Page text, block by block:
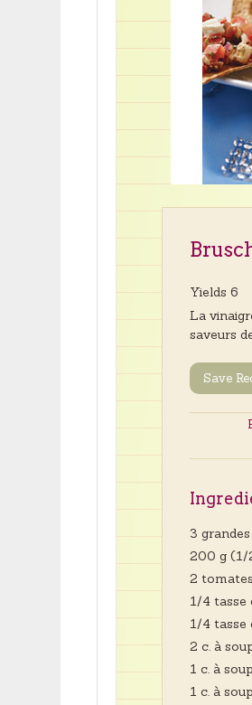
Yields 6
La
saveurs
Save
3
200 g (1/
2
1/4 tasse
1/4 tasse
2 c. à
1 c. à
1 c. à